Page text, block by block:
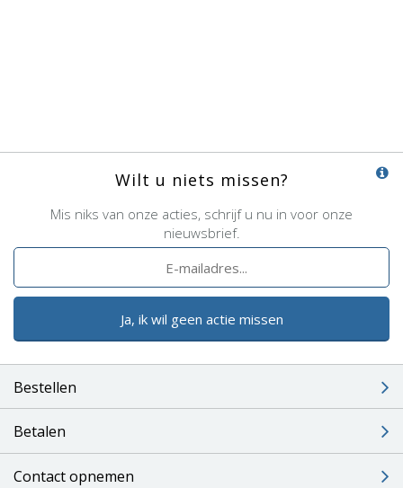
Wilt u niets missen?
Mis niks van onze acties, schrijf u nu in voor onze
nieuwsbrief.
Ja, ik wil geen actie missen
Bestellen
Betalen
Contact opnemen